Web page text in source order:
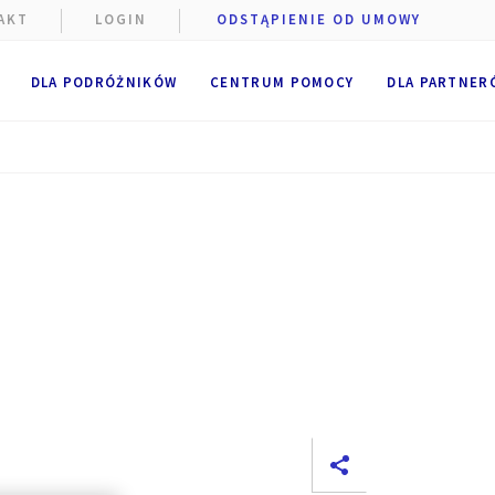
DLA PODRÓŻNIKÓW CENTRUM POMOCY DLA
LOGIN ODSTĄPIENIE OD UMOWY